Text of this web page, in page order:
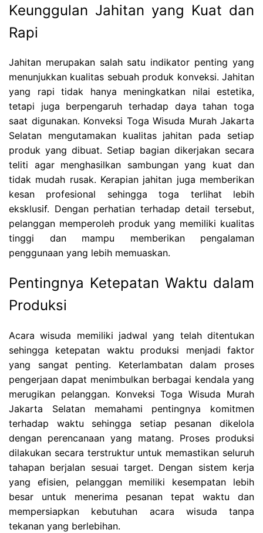
Keunggulan Jahitan yang Kuat dan
Rapi
Jahitan merupakan salah satu indikator penting yang
menunjukkan kualitas sebuah produk konveksi. Jahitan
yang rapi tidak hanya meningkatkan nilai estetika,
tetapi juga berpengaruh terhadap daya tahan toga
saat digunakan. Konveksi Toga Wisuda Murah Jakarta
Selatan mengutamakan kualitas jahitan pada setiap
produk yang dibuat. Setiap bagian dikerjakan secara
teliti agar menghasilkan sambungan yang kuat dan
tidak mudah rusak. Kerapian jahitan juga memberikan
kesan profesional sehingga toga terlihat lebih
eksklusif. Dengan perhatian terhadap detail tersebut,
pelanggan memperoleh produk yang memiliki kualitas
tinggi dan mampu memberikan pengalaman
penggunaan yang lebih memuaskan.
Pentingnya Ketepatan Waktu dalam
Produksi
Acara wisuda memiliki jadwal yang telah ditentukan
sehingga ketepatan waktu produksi menjadi faktor
yang sangat penting. Keterlambatan dalam proses
pengerjaan dapat menimbulkan berbagai kendala yang
merugikan pelanggan. Konveksi Toga Wisuda Murah
Jakarta Selatan memahami pentingnya komitmen
terhadap waktu sehingga setiap pesanan dikelola
dengan perencanaan yang matang. Proses produksi
dilakukan secara terstruktur untuk memastikan seluruh
tahapan berjalan sesuai target. Dengan sistem kerja
yang efisien, pelanggan memiliki kesempatan lebih
besar untuk menerima pesanan tepat waktu dan
mempersiapkan kebutuhan acara wisuda tanpa
tekanan yang berlebihan.